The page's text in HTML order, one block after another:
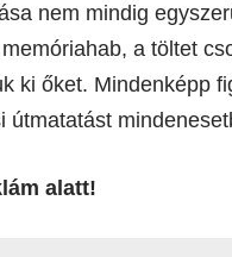
nem mindig
a töltet
ki őket. Mindenképp
útmatatást
alatt!